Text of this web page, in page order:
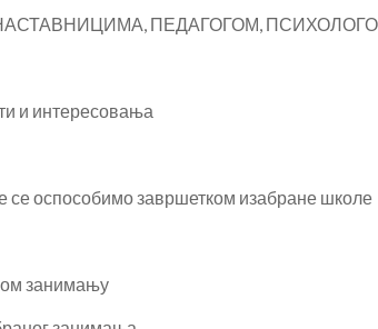
ПЕДАГОГОМ,
и интересовања
се оспособимо завршетком изабране школе
занимању